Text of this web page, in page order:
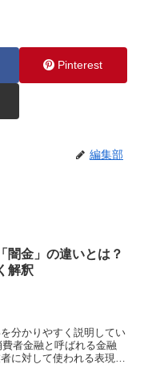
Pinterest
編集部
闇金」の違いとは？
解釈
分かりやすく説明してい
者金融と呼ばれる金融
に対して使われる表現で